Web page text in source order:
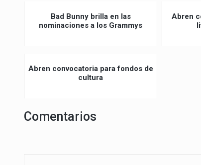
Bad Bunny brilla en las
nominaciones a los Grammys
Abren
Abren convocatoria para fondos de
cultura
Comentarios